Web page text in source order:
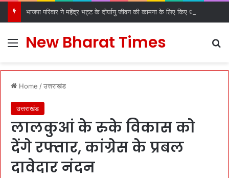
Menu
New Bharat Times
Home /उत्तराखंड
उत्तराखंड
लालकुआं के रुके विकास को
देंगे रफ्तार, कांग्रेस के प्रबल
दावेदार नंदन